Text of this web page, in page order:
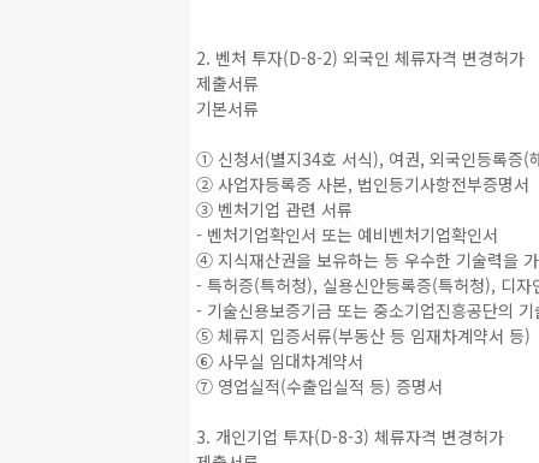
2. 벤처 투자(D-8-2) 외국인 체류자격 변경허가
제출서류
기본서류
① 신청서(별지34호 서식), 여권, 외국인등록증(
② 사업자등록증 사본, 법인등기사항전부증명서
③ 벤처기업 관련 서류
- 벤처기업확인서 또는 예비벤처기업확인서
④ 지식재산권을 보유하는 등 우수한 기술력을
- 특허증(특허청), 실용신안등록증(특허청), 디
- 기술신용보증기금 또는 중소기업진흥공단의
⑤ 체류지 입증서류(부동산 등 임재차계약서 등)
⑥ 사무실 임대차계약서
⑦ 영업실적(수출입실적 등) 증명서
3. 개인기업 투자(D-8-3) 체류자격 변경허가